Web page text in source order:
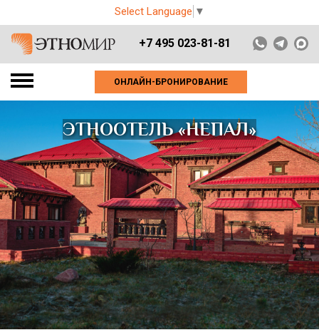
Select Language ▼
+7 495 023-81-81
ОНЛАЙН-БРОНИРОВАНИЕ
ЭТНООТЕЛЬ «НЕПАЛ»